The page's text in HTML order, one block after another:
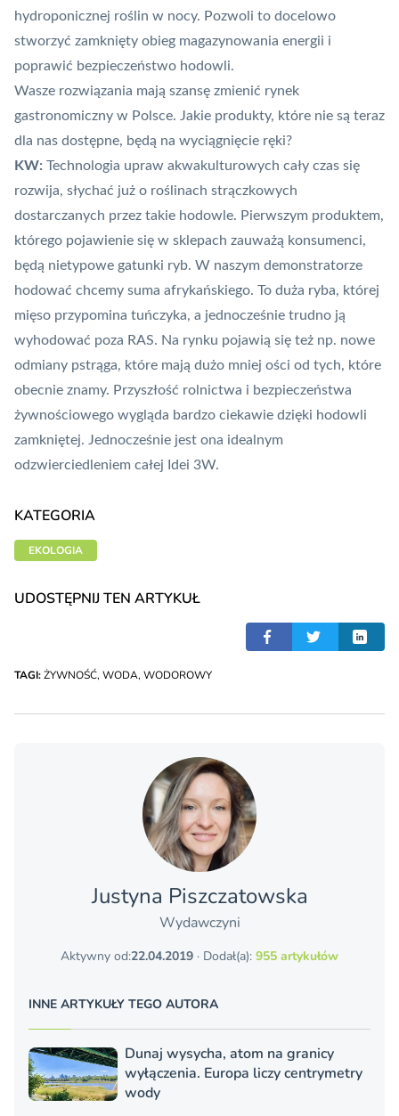
hydroponicznej roślin w nocy. Pozwoli to docelowo
stworzyć zamknięty obieg magazynowania energii i
poprawić bezpieczeństwo hodowli.
Wasze rozwiązania mają szansę zmienić rynek
gastronomiczny w Polsce. Jakie produkty, które nie są teraz
dla nas dostępne, będą na wyciągnięcie ręki?
KW: Technologia upraw akwakulturowych cały czas się
rozwija, słychać już o roślinach strączkowych
dostarczanych przez takie hodowle. Pierwszym produktem,
którego pojawienie się w sklepach zauważą konsumenci,
będą nietypowe gatunki ryb. W naszym demonstratorze
hodować chcemy suma afrykańskiego. To duża ryba, której
mięso przypomina tuńczyka, a jednocześnie trudno ją
wyhodować poza RAS. Na rynku pojawią się też np. nowe
odmiany pstrąga, które mają dużo mniej ości od tych, które
obecnie znamy. Przyszłość rolnictwa i bezpieczeństwa
żywnościowego wygląda bardzo ciekawie dzięki hodowli
zamkniętej. Jednocześnie jest ona idealnym
odzwierciedleniem całej Idei 3W.
KATEGORIA
EKOLOGIA
UDOSTĘPNIJ TEN ARTYKUŁ
TAGI:ŻYWNOŚĆ, WODA, WODOROWY
Justyna Piszczatowska
Wydawczyni
Aktywny od:22.04.2019 · Dodał(a): 955 artykułów
INNE ARTYKUŁY TEGO AUTORA
Dunaj wysycha, atom na granicy
wyłączenia. Europa liczy centrymetry
wody